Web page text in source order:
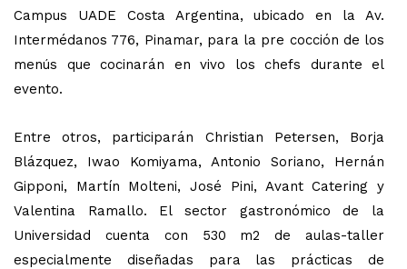
Campus UADE Costa Argentina, ubicado en la Av.
Intermédanos 776, Pinamar, para la pre cocción de los
menús que cocinarán en vivo los chefs durante el
evento.
Entre otros, participarán Christian Petersen, Borja
Blázquez, Iwao Komiyama, Antonio Soriano, Hernán
Gipponi, Martín Molteni, José Pini, Avant Catering y
Valentina Ramallo. El sector gastronómico de la
Universidad cuenta con 530 m2 de aulas-taller
especialmente diseñadas para las prácticas de